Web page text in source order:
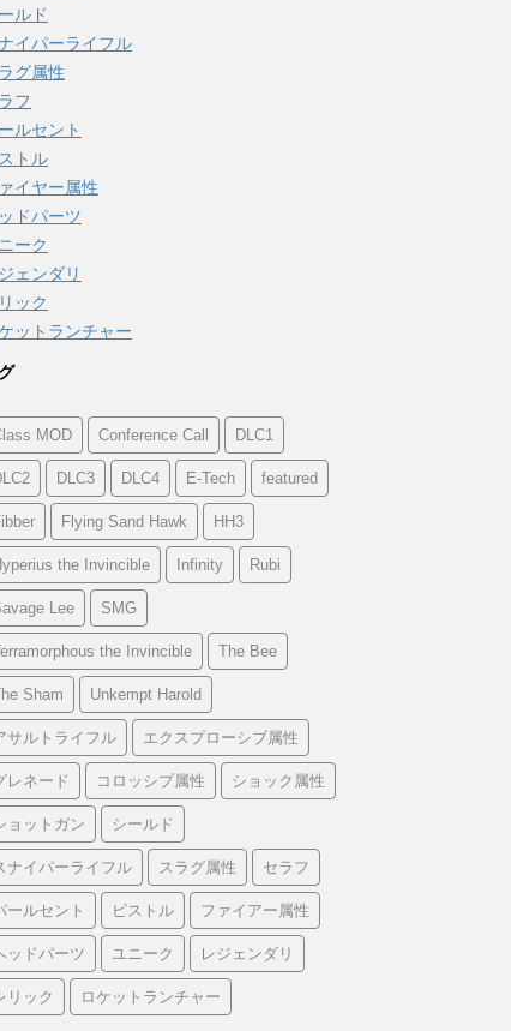
ルド
イパーライフル
グ属性
フ
ルセント
トル
イヤー属性
ドパーツ
ーク
ェンダリ
ック
ットランチャー
MOD Conference Call DLC1
DLC3 DLC4 E-Tech featured
Flying Sand Hawk HH3
the Invincible Infinity Rubi
Lee SMG
the Invincible The Bee
Sham Unkempt Harold
サルトライフル エクスプローシブ属性
レネード コロッシプ属性 ショック属性
ョットガン シールド
ナイパーライフル スラグ属性 セラフ
ールセント ピストル ファイアー属性
ッドパーツ ユニーク レジェンダリ
リック ロケットランチャー